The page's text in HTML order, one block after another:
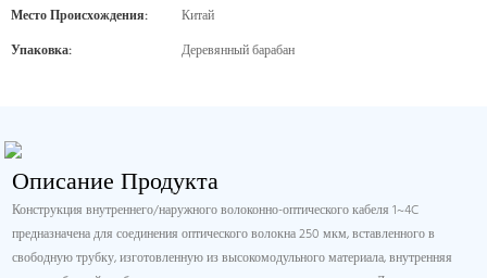
Место Происхождения:
Китай
Упаковка:
Деревянный барабан
Описание Продукта
Конструкция внутреннего/наружного волоконно-оптического кабеля 1~4C
предназначена для соединения оптического волокна 250 мкм, вставленного в
свободную трубку, изготовленную из высокомодульного материала, внутренняя